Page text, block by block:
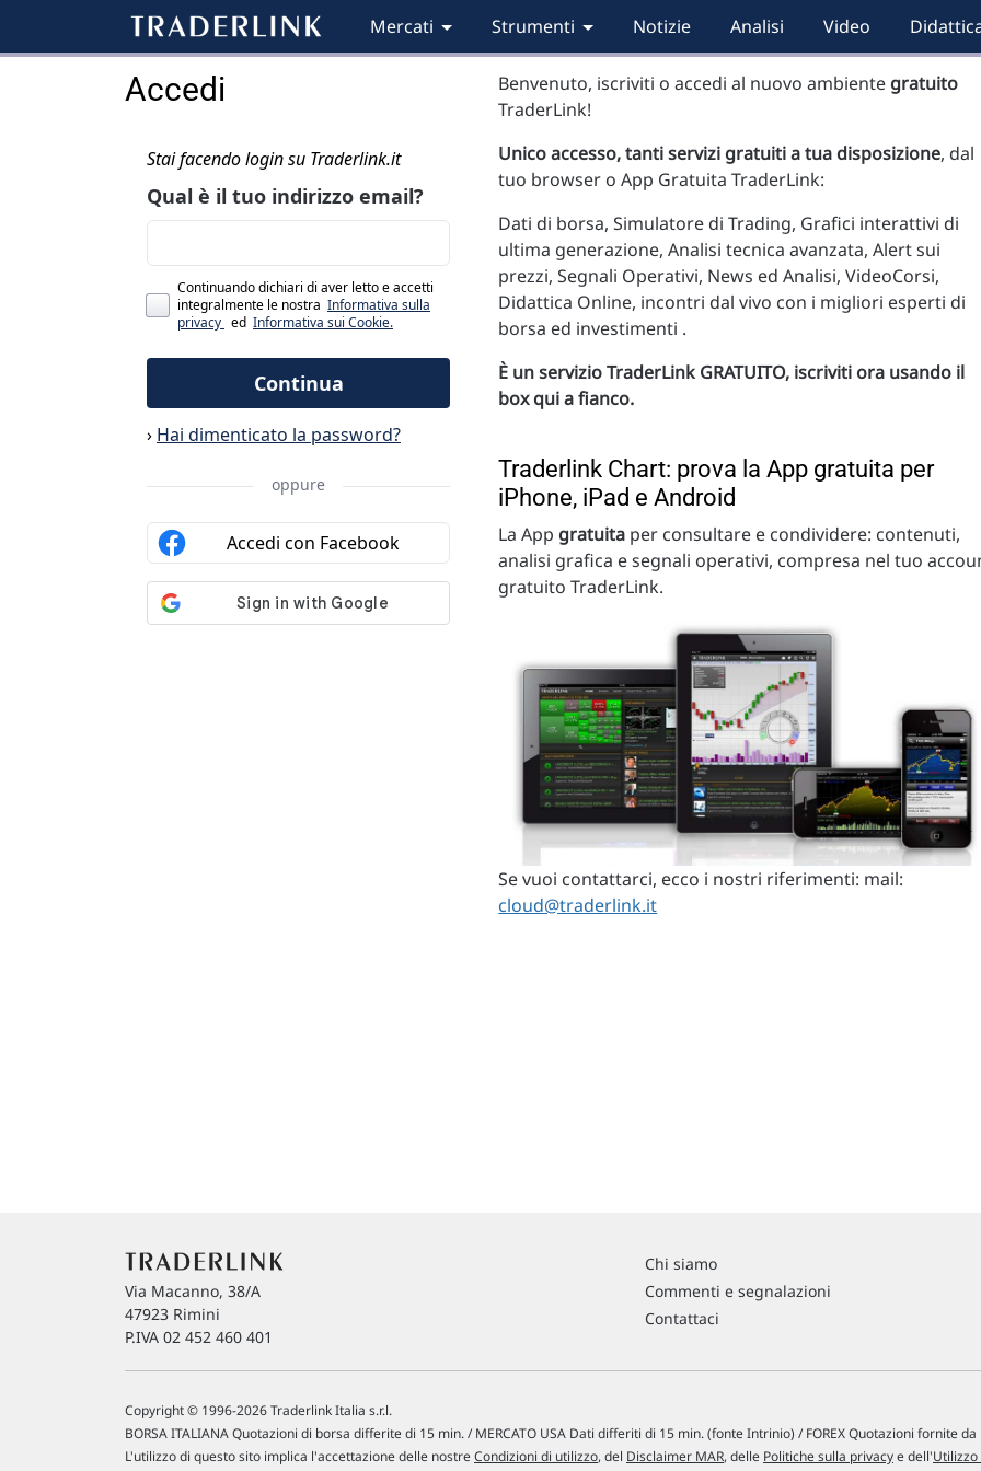
Mercati Strumenti Notizie Analisi Video
Accedi Benvenuto, iscriviti o accedi al nuovo ambiente gratuito
TraderLink!
Unico accesso, tanti servizi gratuiti a tua disposizione, dal
tuo browser o App Gratuita TraderLink:
Dati di borsa, Simulatore di Trading, Grafici interattivi di
ultima generazione, Analisi tecnica avanzata, Alert sui
prezzi, Segnali Operativi, News ed Analisi, VideoCorsi,
Didattica Online, incontri dal vivo con i migliori esperti di
borsa ed investimenti .
È un servizio TraderLink GRATUITO, iscriviti ora usando il
box qui a fianco.
Traderlink Chart: prova la App gratuita per
iPhone, iPad e Android
La App gratuita per consultare e condividere: contenuti,
analisi grafica e segnali operativi, compresa nel tuo
gratuito TraderLink.
Se vuoi contattarci, ecco i nostri riferimenti: mail:
cloud@traderlink.it
Via Macanno, 38/A
47923 Rimini
P.IVA 02 452 460 401
Chi siamo
Commenti e segnalazioni
Contattaci
Copyright © 1996-2026 Traderlink Italia s.r.l.
BORSA ITALIANA Quotazioni di borsa differite di 15 min. / MERCATO USA Dati differiti di 15 min. (fonte Intrinio) / FOREX Quotazioni fornite da
L'utilizzo di questo sito implica l'accettazione delle nostreCondizioni di utilizzo, del Disclaimer MAR, delle Politiche sulla privacye dell'